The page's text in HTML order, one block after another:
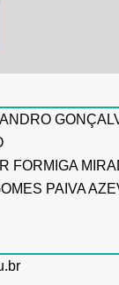
FORMIGA
PAIVA